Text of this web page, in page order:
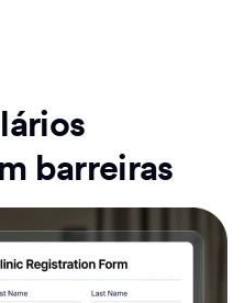
barreiras